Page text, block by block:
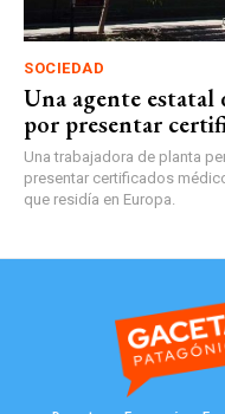
SOCIEDAD
Una agente estatal
por presentar
Una trabajadora de planta
presentar certificados
que residía en Europa.